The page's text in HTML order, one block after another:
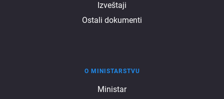
Izveštaji
Ostali dokumenti
O MINISTARSTVU
Ministar